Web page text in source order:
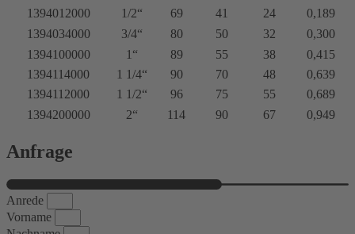
1394012000
1/2“ 69 41 24
0,189
1394034000
3/4“ 80 50 32
0,300
1394100000
1“ 89 55 38
0,415
1394114000
1 1/4“ 90 70 48
0,639
1394112000
1 1/2“ 96 75 55
0,689
1394200000
2“ 114 90 67 0,949
Anfrage
Anrede
Vorname